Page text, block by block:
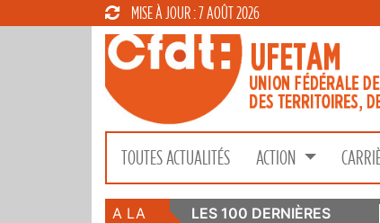
MISE À JOUR : 7 AOÛT 2026
TOUTES ACTUALITÉS ACTION
A LA
LES 100 DERNIÈRES